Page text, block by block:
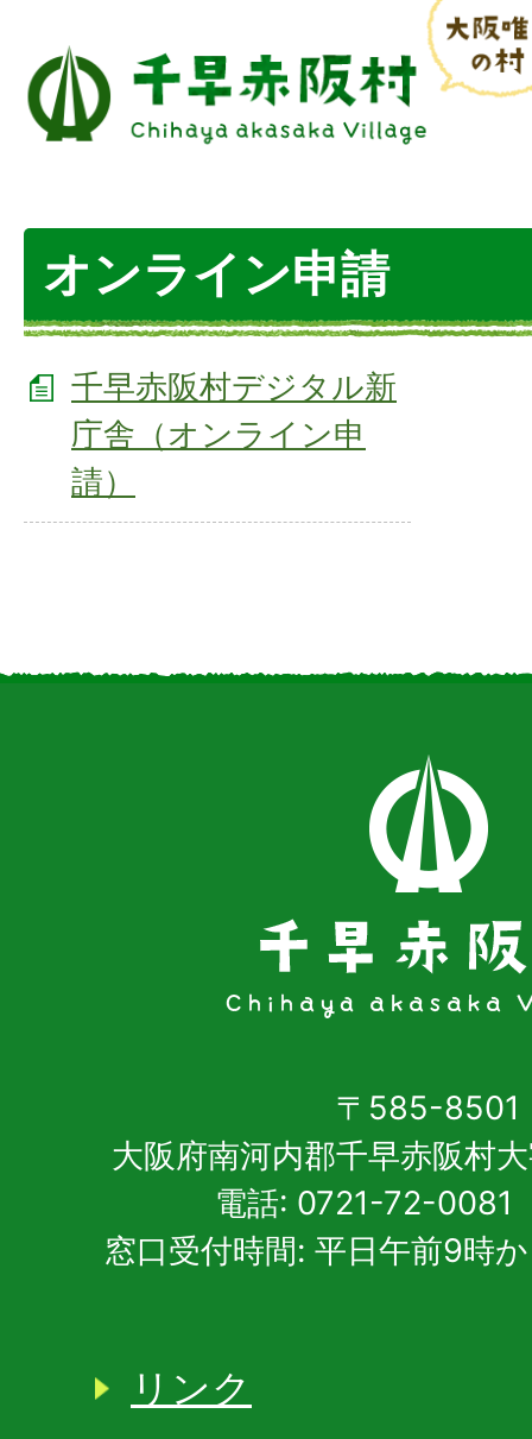
オンライン申請
千早赤阪村デジタル新
庁舎（オンライン申
請）
〒585-8501
大阪府南河内郡千早赤阪村
電話: 0721-72-0081
窓口受付時間: 平日午前9時
リンク